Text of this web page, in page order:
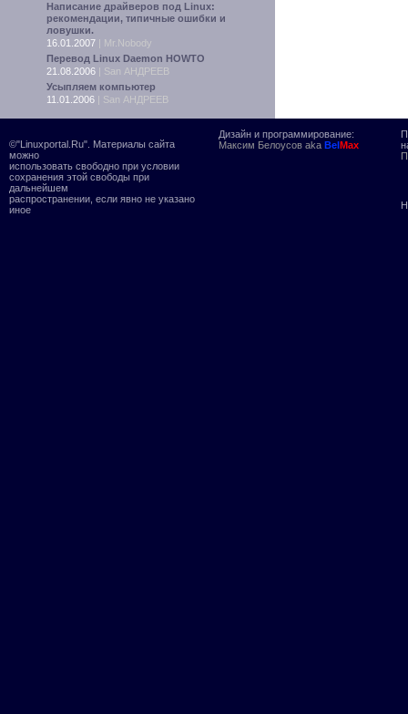
Написание драйверов под Linux:
рекомендации, типичные ошибки и
ловушки.
16.01.2007 | Mr.Nobody
Перевод Linux Daemon HOWTO
21.08.2006 | San АНДРЕЕВ
Усыпляем компьютер
11.01.2006 | San АНДРЕЕВ
©"Linuxportal.Ru". Материалы сайта
можно
использовать свободно при условии
сохранения этой свободы при
дальнейшем
распространении, если явно не указано
иное
Дизайн и программирование:
Максим Белоусов aka BelMax